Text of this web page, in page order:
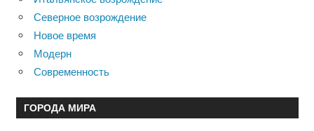
Северное возрождение
Новое время
Модерн
Современность
ГОРОДА МИРА